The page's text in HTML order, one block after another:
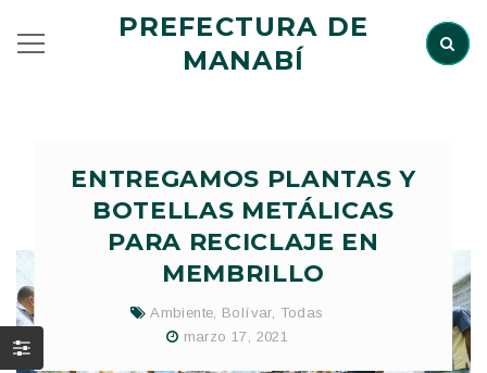
PREFECTURA DE
MANABÍ
ENTREGAMOS PLANTAS Y
BOTELLAS METÁLICAS
PARA RECICLAJE EN
MEMBRILLO
Ambiente Bolívar, Todas
marzo 17, 2021